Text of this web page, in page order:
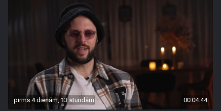
pirms 4 dienām, 13 stundām 00:04:44